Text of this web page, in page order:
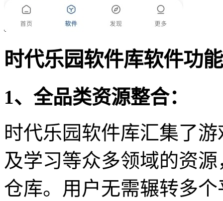
时代乐园软件库软件功能
1、全品类资源整合：
时代乐园软件库汇集了
及学习等众多领域的资
仓库。用户无需辗转多